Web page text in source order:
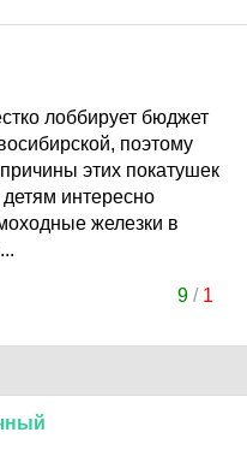
лоббирует бюджет
поэтому
этих покатушек
интересно
железки в
9/ 1